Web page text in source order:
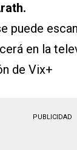
puede
en la
de Vix+
PUBLICIDAD